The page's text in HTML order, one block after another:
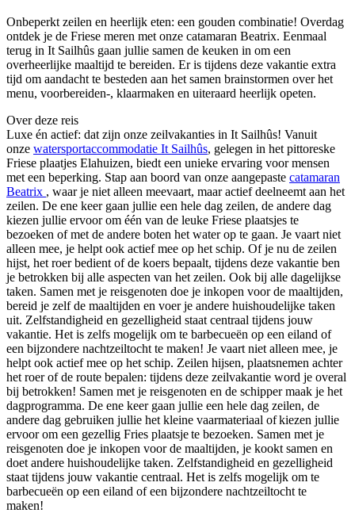
Onbeperkt zeilen en heerlijk eten: een gouden combinatie! Overdag
ontdek je de Friese meren met onze catamaran Beatrix. Eenmaal
terug in It Sailhûs gaan jullie samen de keuken in om een
overheerlijke maaltijd te bereiden. Er is tijdens deze vakantie extra
tijd om aandacht te besteden aan het samen brainstormen over het
menu, voorbereiden-, klaarmaken en uiteraard heerlijk opeten.
Over deze reis
Luxe én actief: dat zijn onze zeilvakanties in It Sailhûs! Vanuit
onze watersportaccommodatie It Sailhûs, gelegen in het pittoreske
Friese plaatjes Elahuizen, biedt een unieke ervaring voor mensen
met een beperking. Stap aan boord van onze aangepaste catamaran
Beatrix , waar je niet alleen meevaart, maar actief deelneemt aan het
zeilen. De ene keer gaan jullie een hele dag zeilen, de andere dag
kiezen jullie ervoor om één van de leuke Friese plaatsjes te
bezoeken of met de andere boten het water op te gaan. Je vaart niet
alleen mee, je helpt ook actief mee op het schip. Of je nu de zeilen
hijst, het roer bedient of de koers bepaalt, tijdens deze vakantie ben
je betrokken bij alle aspecten van het zeilen. Ook bij alle dagelijkse
taken. Samen met je reisgenoten doe je inkopen voor de maaltijden,
bereid je zelf de maaltijden en voer je andere huishoudelijke taken
uit. Zelfstandigheid en gezelligheid staat centraal tijdens jouw
vakantie. Het is zelfs mogelijk om te barbecueën op een eiland of
een bijzondere nachtzeiltocht te maken! Je vaart niet alleen mee, je
helpt ook actief mee op het schip. Zeilen hijsen, plaatsnemen achter
het roer of de route bepalen: tijdens deze zeilvakantie word je overal
bij betrokken! Samen met je reisgenoten en de schipper maak je het
dagprogramma. De ene keer gaan jullie een hele dag zeilen, de
andere dag gebruiken jullie het kleine vaarmateriaal of kiezen jullie
ervoor om een gezellig Fries plaatsje te bezoeken. Samen met je
reisgenoten doe je inkopen voor de maaltijden, je kookt samen en
doet andere huishoudelijke taken. Zelfstandigheid en gezelligheid
staat tijdens jouw vakantie centraal. Het is zelfs mogelijk om te
barbecueën op een eiland of een bijzondere nachtzeiltocht te
maken!